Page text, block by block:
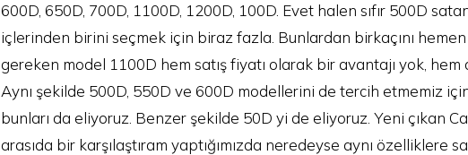
600D, 650D, 700D, 1100D, 1200D, 100D. Evet halen sıfır 500D
içlerinden birini seçmek için biraz fazla. Bunlardan birkaçını
gereken model 1100D hem satış fiyatı olarak bir avantajı yok,
Aynı şekilde 500D, 550D ve 600D modellerini de tercih etmemiz
bunları da eliyoruz. Benzer şekilde 50D yi de eliyoruz. Yeni çıkan
arasıda bir karşılaştıram yaptığımızda neredeyse aynı özelliklere